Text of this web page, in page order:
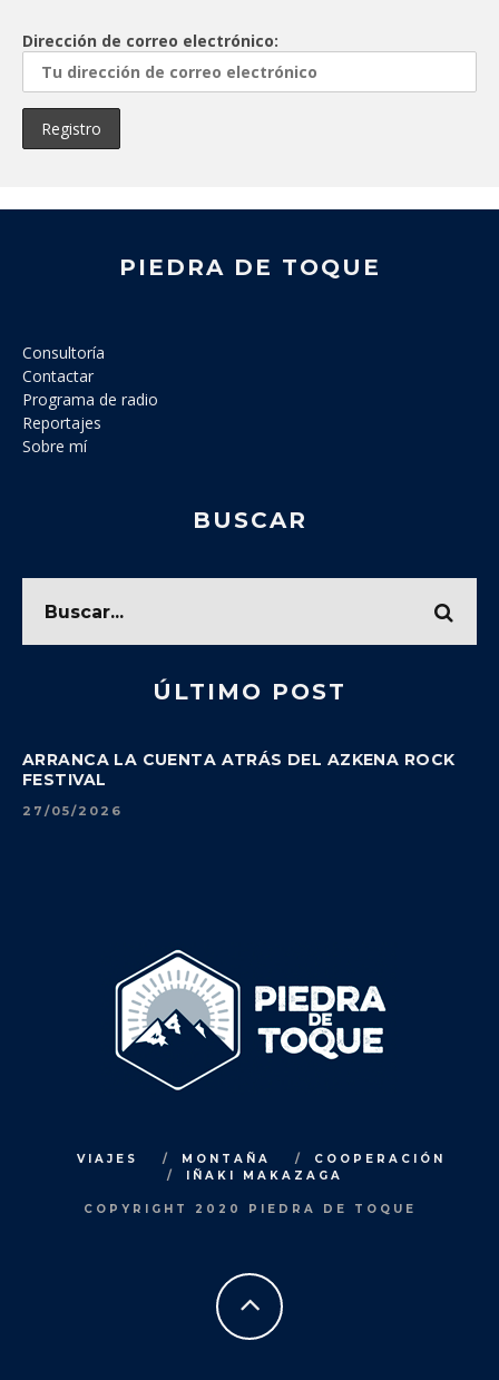
Dirección de correo electrónico:
PIEDRA DE TOQUE
Consultoría
Contactar
Programa de radio
Reportajes
Sobre mí
BUSCAR
ÚLTIMO POST
ARRANCA LA CUENTA ATRÁS DEL AZKENA ROCK
FESTIVAL
27/05/2026
VIAJES MONTAÑA
COOPERACIÓN
IÑAKI MAKAZAGA
COPYRIGHT 2020 PIEDRA DE TOQUE